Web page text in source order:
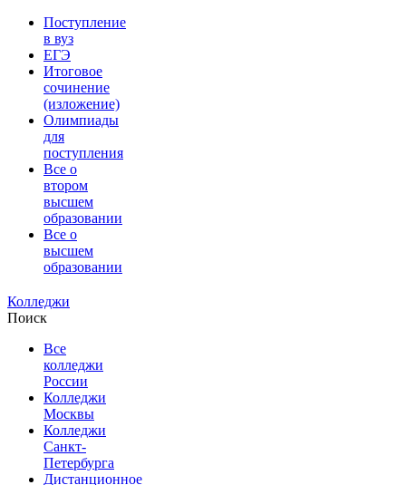
Поступление
в вуз
ЕГЭ
Итоговое
сочинение
(изложение)
Олимпиады
для
поступления
Все о
втором
высшем
образовании
Все о
высшем
образовании
Колледжи
Поиск
Все
колледжи
России
Колледжи
Москвы
Колледжи
Санкт-
Петербурга
Дистанционное